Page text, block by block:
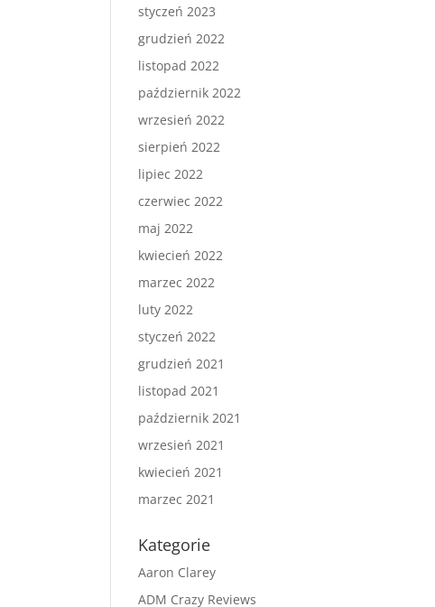
styczeń 2023
grudzień 2022
listopad 2022
październik 2022
wrzesień 2022
sierpień 2022
lipiec 2022
czerwiec 2022
maj 2022
kwiecień 2022
marzec 2022
luty 2022
styczeń 2022
grudzień 2021
listopad 2021
październik 2021
wrzesień 2021
kwiecień 2021
marzec 2021
Kategorie
Aaron Clarey
ADM Crazy Reviews